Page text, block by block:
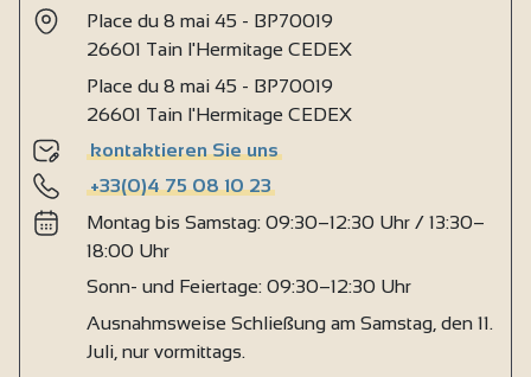
Place du 8 mai 45 - BP70019
26601 Tain l'Hermitage CEDEX
Place du 8 mai 45 - BP70019
26601 Tain l'Hermitage CEDEX
kontaktieren Sie uns
+33(0)4 75 08 10 23
Montag bis Samstag: 09:30–12:30 Uhr / 13:30–
18:00 Uhr
Sonn- und Feiertage: 09:30–12:30 Uhr
Ausnahmsweise Schließung am Samstag, den 11.
Juli, nur vormittags.